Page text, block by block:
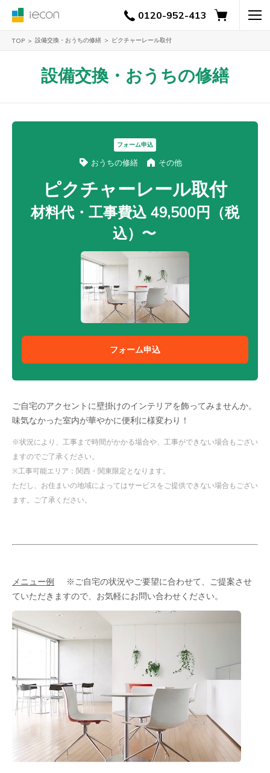
0120-952-413
TOP 設備交換・おうちの修繕 ピクチャーレール取付
設備交換・おうちの修繕
フォーム申込
おうちの修繕 その他
ピクチャーレール取付
材料代・工事費込 49,500円（税
込）〜
フォーム申込
ご自宅のアクセントに壁掛けのインテリアを飾ってみませんか。
味気なかった室内が華やかに便利に様変わり！
※状況により、工事まで時間がかかる場合や、工事ができない場合もござい
ますのでご了承ください。
※工事可能エリア：関西・関東限定となります。
ただし、お住まいの地域によってはサービスをご提供できない場合もござい
ます。ご了承ください。
メニュー例 ※ご自宅の状況やご要望に合わせて、ご提案させ
ていただきますので、お気軽にお問い合わせください。